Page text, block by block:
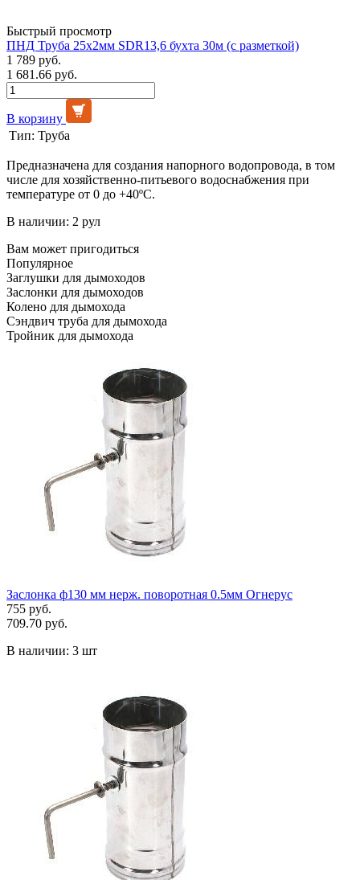
Быстрый просмотр
ПНД Труба 25х2мм SDR13,6 бухта 30м (с разметкой)
1 789 руб.
1 681.66 руб.
В корзину
Тип: Труба
Предназначена для создания напорного водопровода, в том
числе для хозяйственно-питьевого водоснабжения при
температуре от 0 до +40ºС.
В наличии: 2 рул
Вам может пригодиться
Популярное
Заглушки для дымоходов
Заслонки для дымоходов
Колено для дымохода
Сэндвич труба для дымохода
Тройник для дымохода
Заслонка ф130 мм нерж. поворотная 0.5мм Огнерус
755 руб.
709.70 руб.
В наличии: 3 шт